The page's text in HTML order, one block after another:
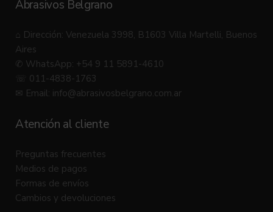
Abrasivos Belgrano
⌂ Dirección: Venezuela 3998, B1603 Villa Martelli, Buenos
Aires
✆ WhatsApp: +54 9 11 5891-4610
☏ 011-4838-1763
✉ Email: info@abrasivosbelgrano.com.ar
Atención al cliente
Preguntas frecuentes
Medios de pagos
Formas de envíos
Cambios y devoluciones